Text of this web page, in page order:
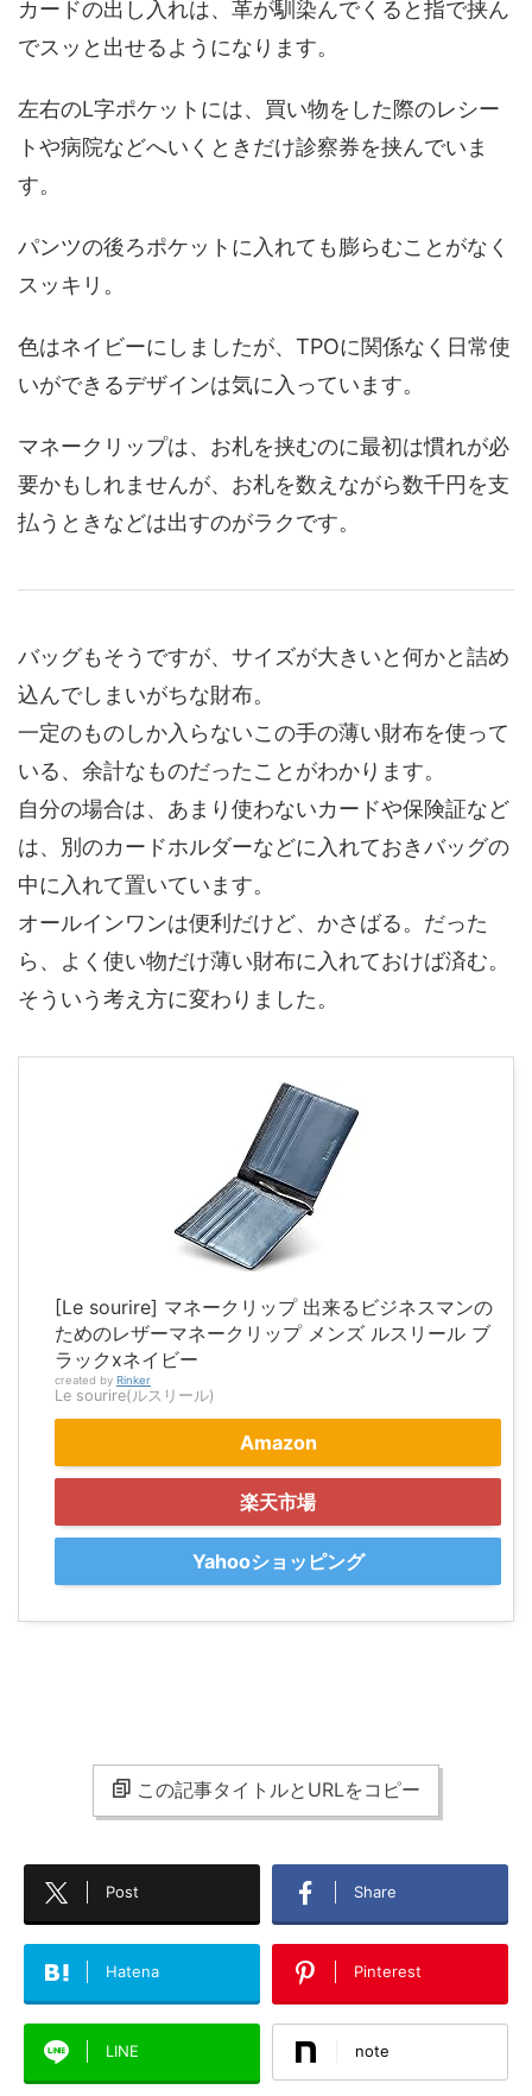
カードの出し入れは、革が馴染んでくると指で挟ん
でスッと出せるようになります。
左右のL字ポケットには、買い物をした際のレシー
トや病院などへいくときだけ診察券を挟んでいま
す。
パンツの後ろポケットに入れても膨らむことがなく
スッキリ。
色はネイビーにしましたが、TPOに関係なく日常使
いができるデザインは気に入っています。
マネークリップは、お札を挟むのに最初は慣れが必
要かもしれませんが、お札を数えながら数千円を支
払うときなどは出すのがラクです。
バッグもそうですが、サイズが大きいと何かと詰め
込んでしまいがちな財布。
一定のものしか入らないこの手の薄い財布を使って
いる、余計なものだったことがわかります。
自分の場合は、あまり使わないカードや保険証など
は、別のカードホルダーなどに入れておきバッグの
中に入れて置いています。
オールインワンは便利だけど、かさばる。だった
ら、よく使い物だけ薄い財布に入れておけば済む。
そういう考え方に変わりました。
[Le sourire] マネークリップ 出来るビジネスマンの
ためのレザーマネークリップ メンズ ルスリール ブ
ラックxネイビー
created by Rinker
Le sourire(ルスリール)
Amazon
楽天市場
Yahooショッピング
この記事タイトルとURLをコピー
Post Share
Hatena Pinterest
LINE note